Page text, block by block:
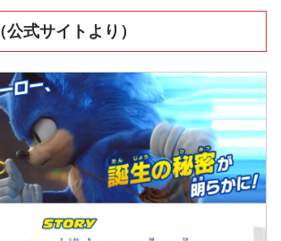
式サイトより）